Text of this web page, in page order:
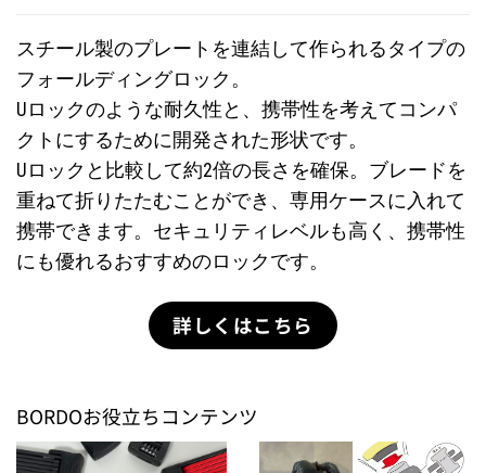
スチール製のプレートを連結して作られるタイプの
フォールディングロック。
Uロックのような耐久性と、携帯性を考えてコンパ
クトにするために開発された形状です。
Uロックと比較して約2倍の長さを確保。ブレードを
重ねて折りたたむことができ、専用ケースに入れて
携帯できます。セキュリティレベルも高く、携帯性
にも優れるおすすめのロックです。
詳しくはこちら
BORDOお役立ちコンテンツ